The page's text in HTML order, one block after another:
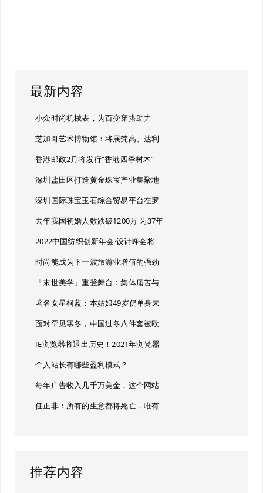
最新内容
小众时尚机械表，为百变穿搭助力
芝加哥艺术博物馆：将展梵高、达利
香港邮政2月将发行“香港四季树木”
深圳盐田区打造黄金珠宝产业集聚地
深圳国际珠宝玉石综合贸易平台在罗
去年我国初婚人数跌破1200万 为37年
2022中国纺织创新年会·设计峰会将
时尚能成为下一波旅游业增值的强劲
「末世美学」重登舞台：集体痛苦与
著名女星柯蓝：本姑娘49岁仍单身未
面对罕见寒冬，中国过冬八件套被欧
IE浏览器将退出历史！2021年浏览器
个人站长有哪些盈利模式？
每年广告收入几千万美金，这个网站
任正非：所有的生意都将死亡，唯有
推荐内容